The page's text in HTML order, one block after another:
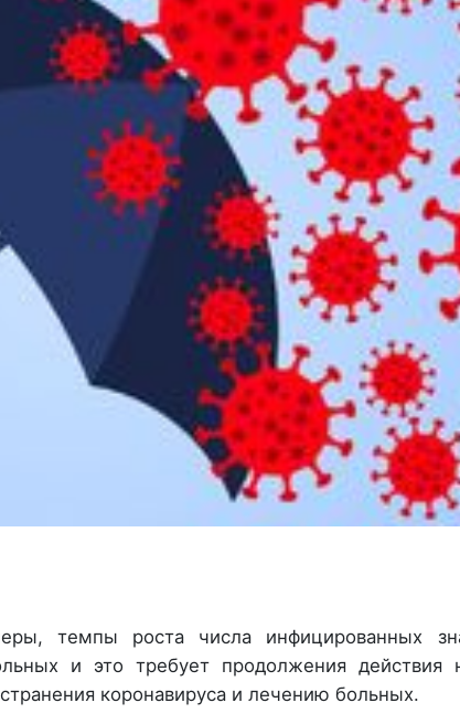
темпы роста числа инфицированных
и это требует продолжения действия
коронавируса и лечению больных.